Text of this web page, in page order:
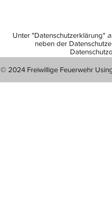
Unter "Datenschutzerklärung"
neben der
© 2024 Freiwillige Feuerwehr